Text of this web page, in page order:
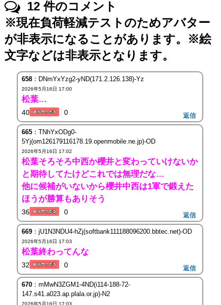
12件のコメント
※現在負荷軽減テストのためアバター
が非表示になることがあります。※絵
文字などは非表示となります。
658：DNmYxYzg2-yND(171.2.126.138)-Yz
2026年5月16日 17:00
松葉…
40 0 返信
665：TNhYxODg0-
5Yj(om126179116178.19.openmobile.ne.jp)-OD
2026年5月16日 17:02
松葉そろそろ中西か櫻井と変わっていけないか
と期待してたけどこれでは無理だな…
他に候補がいないから櫻井中西は1軍で鍛えた
ほうが勝算もありそう
36 0 返信
669：jU1N3NDU4-hZj(softbank111188096200.bbtec.net)-OD
2026年5月16日 17:03
松葉終わってんな
32 0 返信
670：mMwN3ZGM1-4ND(i114-188-72-
147.s41.a023.ap.plala.or.jp)-N2
2026年5月16日 17:03